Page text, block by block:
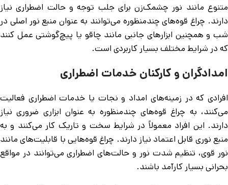
متنوع مانند نور چشمک‌زن برای جلب توجه و حالت اضطراری نیاز
دارند. چراغ قوه‌های چندمنظوره می‌توانند به عنوان منبع نور اصلی در
شب و همچنین ابزارهای جانبی مانند چاقو یا پیچ‌گوشتی عمل کنند
که در شرایط مختلف بسیار کاربردی است.
امدادگران و کارکنان خدمات اضطراری
افرادی که در زمینه‌های امداد و نجات یا خدمات اضطراری فعالیت
می‌کنند، به چراغ قوه‌های چندمنظوره به عنوان ابزاری ضروری نیاز
دارند. این افراد معمولاً در شرایط سخت و تاریک کار می‌کنند و به
منبع نوری قابل اعتماد نیاز دارند. چراغ قوه‌هایی با قابلیت‌های مانند
نور قوی، تنظیم شدت نور و حالت‌های اضطراری می‌توانند در مواقع
بحرانی بسیار کارآمد باشند.